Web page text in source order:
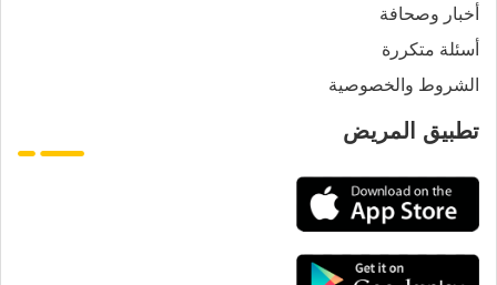
أخبار وصحافة
أسئلة متكررة
الشروط والخصوصية
تطبيق المريض